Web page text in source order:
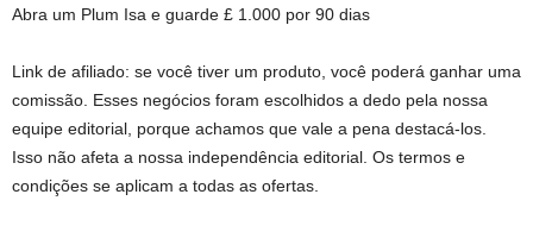
Abra um Plum Isa e guarde £ 1.000 por 90 dias
Link de afiliado: se você tiver um produto, você poderá ganhar uma
comissão. Esses negócios foram escolhidos a dedo pela nossa
equipe editorial, porque achamos que vale a pena destacá-los.
Isso não afeta a nossa independência editorial. Os termos e
condições se aplicam a todas as ofertas.